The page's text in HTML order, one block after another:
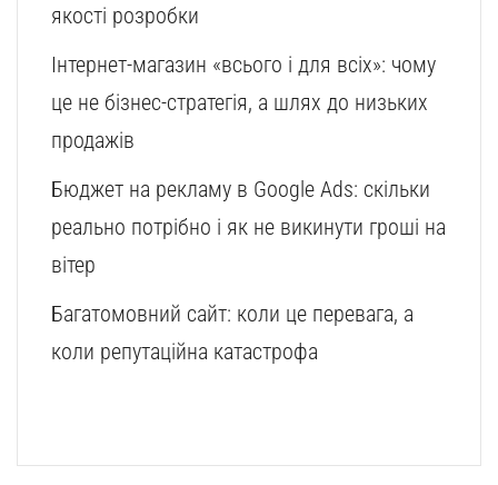
якості розробки
Інтернет-магазин «всього і для всіх»: чому
це не бізнес-стратегія, а шлях до низьких
продажів
Бюджет на рекламу в Google Ads: скільки
реально потрібно і як не викинути гроші на
вітер
Багатомовний сайт: коли це перевага, а
коли репутаційна катастрофа